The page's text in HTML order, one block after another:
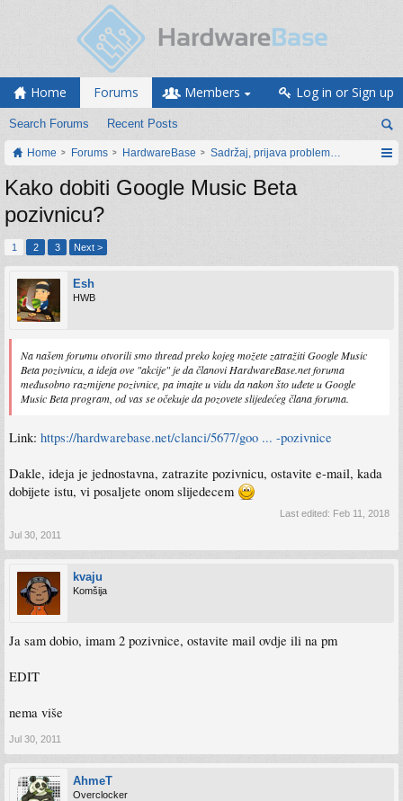
Home Forums
Search Forums Recent Posts
Members Log in or Sign up
Home Forums HardwareBase Sadržaj, prijava problema i prijedlozi
Kako dobiti Google Music Beta
pozivnicu?
1 2 3 Next >
Esh
HWB
Na našem forumu otvorili smo thread preko kojeg možete zatražiti Google Music
Beta pozivnicu, a ideja ove "akcije" je da članovi HardwareBase.net foruma
međusobno razmijene pozivnice, pa imajte u vidu da nakon što uđete u Google
Music Beta program, od vas se očekuje da pozovete slijedećeg člana foruma.
Link: https://hardwarebase.net/clanci/5677/goo ... -pozivnice
Dakle, ideja je jednostavna, zatrazite pozivnicu, ostavite e-mail, kada
dobijete istu, vi posaljete onom slijedecem
Last edited: Feb 11, 2018
Jul 30, 2011
kvaju
Komšija
Ja sam dobio, imam 2 pozivnice, ostavite mail ovdje ili na pm
EDIT
nema više
Jul 30, 2011
AhmeT
Overclocker